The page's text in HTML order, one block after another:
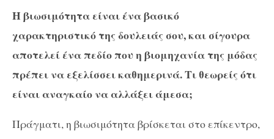
Η βιωσιμότητα είναι ένα βασικό
χαρακτηριστικό της δουλειάς σου, και σίγουρα
αποτελεί ένα πεδίο που η βιομηχανία της μόδας
πρέπει να εξελίσσει καθημερινά. Τι θεωρείς ότι
είναι αναγκαίο να αλλάξει άμεσα;
Πράγματι, η βιωσιμότητα βρίσκεται στο επίκεντρο,